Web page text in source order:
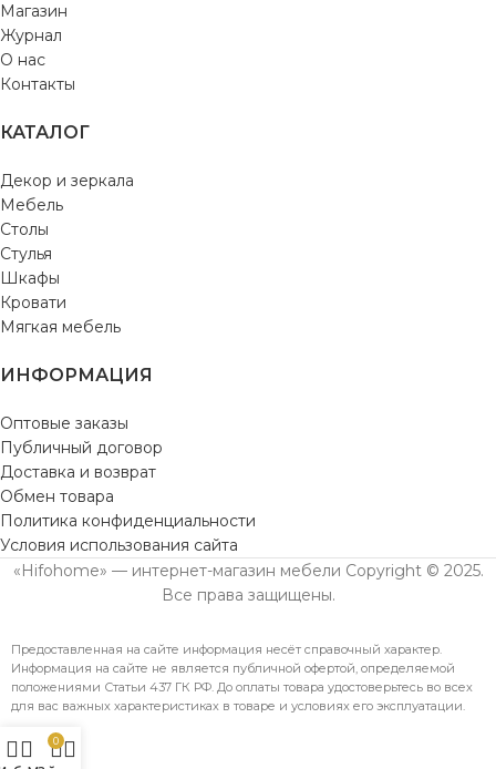
Магазин
Журнал
О нас
Контакты
КАТАЛОГ
Декор и зеркала
Мебель
Столы
Стулья
Шкафы
Кровати
Мягкая мебель
ИНФОРМАЦИЯ
Оптовые заказы
Публичный договор
Доставка и возврат
Обмен товара
Политика конфиденциальности
Условия использования сайта
«Hifohome» — интернет-магазин мебели Copyright © 2025.
Все права защищены.
Предоставленная на сайте информация несёт справочный характер.
Информация на сайте не является публичной офертой, определяемой
положениями Статьи 437 ГК РФ. До оплаты товара удостоверьтесь во всех
для вас важных характеристиках в товаре и условиях его эксплуатации.
0